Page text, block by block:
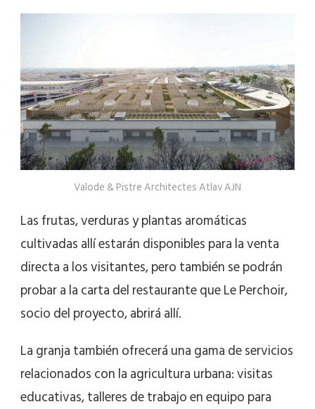
Valode & Pistre Architectes Atlav AJN
Las frutas, verduras y plantas aromáticas
cultivadas allí estarán disponibles para la venta
directa a los visitantes, pero también se podrán
probar a la carta del restaurante que Le Perchoir,
socio del proyecto, abrirá allí.
La granja también ofrecerá una gama de servicios
relacionados con la agricultura urbana: visitas
educativas, talleres de trabajo en equipo para